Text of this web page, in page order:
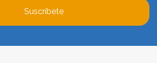
Suscríbete